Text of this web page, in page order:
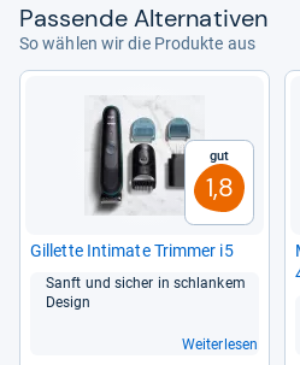
Pas­sende Alter­na­ti­ven
So wählen wir die Produkte aus
Gut
1,8
Gil­lette Inti­mate Trim­mer i5
Sanft und sicher in schlan­kem
Design
Weiterlesen